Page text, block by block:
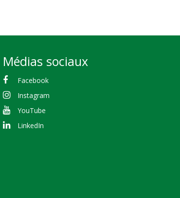
Médias sociaux
Facebook
Instagram
YouTube
LinkedIn